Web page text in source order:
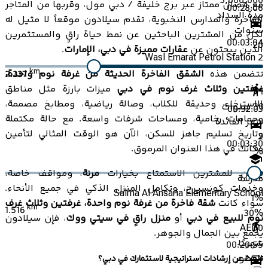
مع اتصال ممتاز عبر برج خليفة / دبي مول، وقربها من المتاجر
الفاخرة والمدارس النخبوية، تقدم سيلادون موقعاً لا مثيل له
لكل من المشترين الباحثين عن نمط حياة راقٍ والمستثمرين
الذين يبحثون عن عقارات مميزة في دبي، الإمارات.
تتضمن هذه الشقق الفاخرة الحديثة من غرفة نوم واحدة،
غرفتين وثلاث غرف نوم في دبي ميزات بارزة مثل مناطق
الاسترخاء، وحديقة للكلاب، وصالة رياضية، ومطابخ مصممة،
وحمامات رخامية، ومساحات شرفات واسعة. مع حالة مكتملة
وتاريخ تسليم جاهز للسكن، الآن هو الوقت المثالي لتأمين
مكانك في هذا العنوان المرموق.
يمكن للمشترين الاستمتاع بخياراتمرنة، ومواقف خاصة،
وخدمات كونسيرج، وتكامل المنزل الذكي في جميع الأنحاء.
سواء كانتشقة فاخرة من غرفة نوم واحدة، غرفتين وثلاث غرف
نوم للبيع في دبي أومنزل راقٍ في سيتي ووك، فإن سيلادون
يجمع بين الجمال والجوهر.
تبحث عن إرشادات استراتيجية لاستثمارك في دبي؟
00:28:06
00:03:04
Wasl Emarat Petrol Station 2
2.337km
00:32:03
00:03:30
مدرسة
Salma Al Ansaria Elementary School
1.516km
00:20:55
مدة السداد
سنوات
20
1
30سنوات
سعر الفائدة
2
%
1%
30%
AED0
شهريًا
المطور